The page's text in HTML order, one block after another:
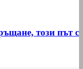
този път с